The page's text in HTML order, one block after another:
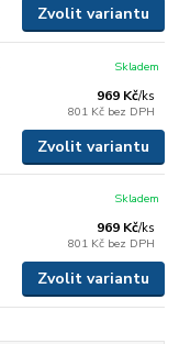
Zvolit variantu
969 Kč/ks
801 Kč bez DPH
Skladem
Zvolit variantu
969 Kč/ks
801 Kč bez DPH
Skladem
Zvolit variantu